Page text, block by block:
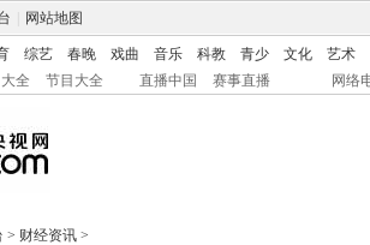
网站地图
综艺 春晚 戏曲 音乐 科教 青少 文化
艺术
全 节目大全 直播中国 赛事直播 网络
> 财经资讯 >